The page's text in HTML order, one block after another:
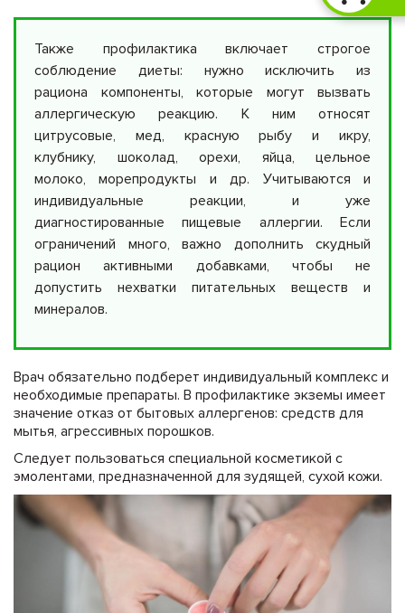
Также профилактика включает строгое
соблюдение диеты: нужно исключить из
рациона компоненты, которые могут вызвать
аллергическую реакцию. К ним относят
цитрусовые, мед, красную рыбу и икру,
клубнику, шоколад, орехи, яйца, цельное
молоко, морепродукты и др. Учитываются и
индивидуальные реакции, и уже
диагностированные пищевые аллергии. Если
ограничений много, важно дополнить скудный
рацион активными добавками, чтобы не
допустить нехватки питательных веществ и
минералов.
Врач обязательно подберет индивидуальный комплекс и
необходимые препараты. В профилактике экземы имеет
значение отказ от бытовых аллергенов: средств для
мытья, агрессивных порошков.
Следует пользоваться специальной косметикой с
эмолентами, предназначенной для зудящей, сухой кожи.